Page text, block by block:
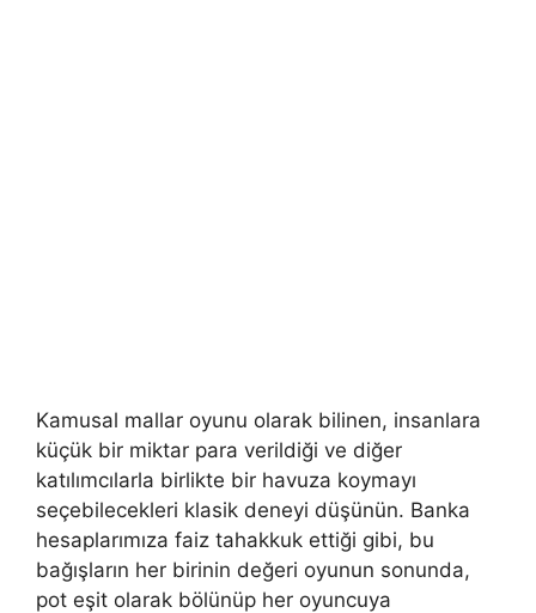
Kamusal mallar oyunu olarak bilinen, insanlara
küçük bir miktar para verildiği ve diğer
katılımcılarla birlikte bir havuza koymayı
seçebilecekleri klasik deneyi düşünün. Banka
hesaplarımıza faiz tahakkuk ettiği gibi, bu
bağışların her birinin değeri oyunun sonunda,
pot eşit olarak bölünüp her oyuncuya